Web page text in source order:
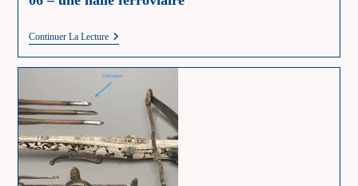
Continuer La Lecture06
Halle
Ferroviaire